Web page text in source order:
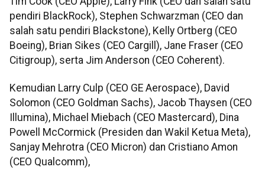
pendiri BlackRock), Stephen Schwarzman (CEO dan
salah satu pendiri Blackstone), Kelly Ortberg (CEO
Boeing), Brian Sikes (CEO Cargill), Jane Fraser (CEO
Citigroup), serta Jim Anderson (CEO Coherent).
Kemudian Larry Culp (CEO GE Aerospace), David
Solomon (CEO Goldman Sachs), Jacob Thaysen (CEO
Illumina), Michael Miebach (CEO Mastercard), Dina
Powell McCormick (Presiden dan Wakil Ketua Meta),
Sanjay Mehrotra (CEO Micron) dan Cristiano Amon
(CEO Qualcomm),